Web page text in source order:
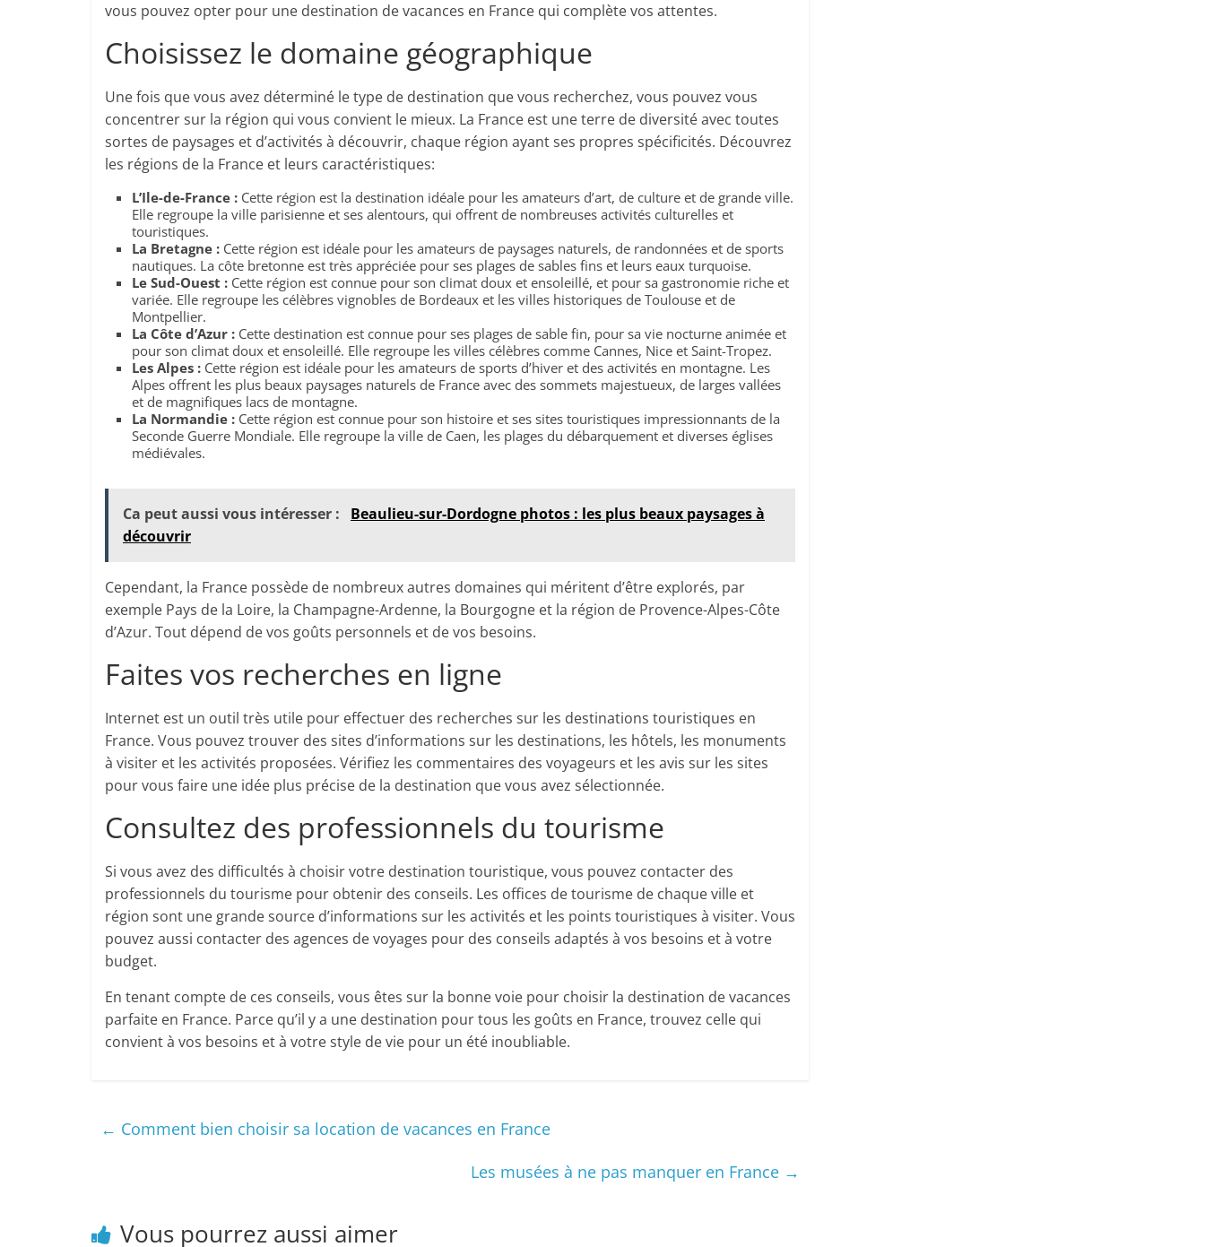
vous pouvez opter pour une destination de vacances en France qui complète vos attentes.
Choisissez le domaine géographique
Une fois que vous avez déterminé le type de destination que vous recherchez, vous pouvez vous
concentrer sur la région qui vous convient le mieux. La France est une terre de diversité avec toutes
sortes de paysages et d’activités à découvrir, chaque région ayant ses propres spécificités. Découvrez
les régions de la France et leurs caractéristiques:
L’Ile-de-France : Cette région est la destination idéale pour les amateurs d’art, de culture et de grande ville.
Elle regroupe la ville parisienne et ses alentours, qui offrent de nombreuses activités culturelles et
touristiques.
La Bretagne : Cette région est idéale pour les amateurs de paysages naturels, de randonnées et de sports
nautiques. La côte bretonne est très appréciée pour ses plages de sables fins et leurs eaux turquoise.
Le Sud-Ouest : Cette région est connue pour son climat doux et ensoleillé, et pour sa gastronomie riche et
variée. Elle regroupe les célèbres vignobles de Bordeaux et les villes historiques de Toulouse et de
Montpellier.
La Côte d’Azur : Cette destination est connue pour ses plages de sable fin, pour sa vie nocturne animée et
pour son climat doux et ensoleillé. Elle regroupe les villes célèbres comme Cannes, Nice et Saint-Tropez.
Les Alpes : Cette région est idéale pour les amateurs de sports d’hiver et des activités en montagne. Les
Alpes offrent les plus beaux paysages naturels de France avec des sommets majestueux, de larges vallées
et de magnifiques lacs de montagne.
La Normandie : Cette région est connue pour son histoire et ses sites touristiques impressionnants de la
Seconde Guerre Mondiale. Elle regroupe la ville de Caen, les plages du débarquement et diverses églises
médiévales.
Ca peut aussi vous intéresser :
Beaulieu-sur-Dordogne photos : les plus beaux paysages à
découvrir
Cependant, la France possède de nombreux autres domaines qui méritent d’être explorés, par
exemple Pays de la Loire, la Champagne-Ardenne, la Bourgogne et la région de Provence-Alpes-Côte
d’Azur. Tout dépend de vos goûts personnels et de vos besoins.
Faites vos recherches en ligne
Internet est un outil très utile pour effectuer des recherches sur les destinations touristiques en
France. Vous pouvez trouver des sites d’informations sur les destinations, les hôtels, les monuments
à visiter et les activités proposées. Vérifiez les commentaires des voyageurs et les avis sur les sites
pour vous faire une idée plus précise de la destination que vous avez sélectionnée.
Consultez des professionnels du tourisme
Si vous avez des difficultés à choisir votre destination touristique, vous pouvez contacter des
professionnels du tourisme pour obtenir des conseils. Les offices de tourisme de chaque ville et
région sont une grande source d’informations sur les activités et les points touristiques à visiter. Vous
pouvez aussi contacter des agences de voyages pour des conseils adaptés à vos besoins et à votre
budget.
En tenant compte de ces conseils, vous êtes sur la bonne voie pour choisir la destination de vacances
parfaite en France. Parce qu’il y a une destination pour tous les goûts en France, trouvez celle qui
convient à vos besoins et à votre style de vie pour un été inoubliable.
← Comment bien choisir sa location de vacances en France
Les musées à ne pas manquer en France →
Vous pourrez aussi aimer